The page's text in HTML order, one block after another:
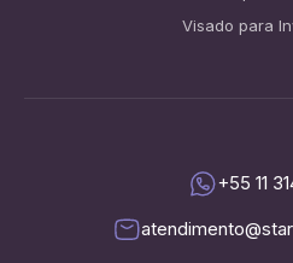
Visado para
+55 11